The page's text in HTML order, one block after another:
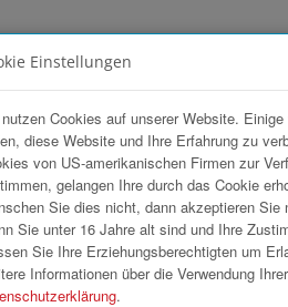
VKB-Bank Linz
Einstellungen
Cookies auf unserer Website.
diese Website und Ihre Erfahrung zu
von US-amerikanischen Firmen zur
gelangen Ihre durch das Cookie
Sie dies nicht, dann akzeptieren Sie
Sie unter 16 Jahre alt sind und Ihre
Sie Ihre Erziehungsberechtigten um
Informationen über die Verwendung
.